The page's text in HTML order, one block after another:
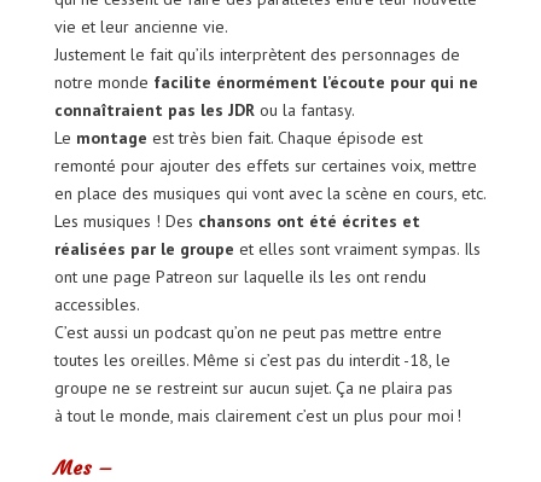
vie et leur ancienne vie.
Justement le fait qu’ils interprètent des personnages de
notre monde facilite énormément l’écoute pour qui ne
connaîtraient pas les JDRou la fantasy.
Le montage est très bien fait. Chaque épisode est
remonté pour ajouter des effets sur certaines voix, mettre
en place des musiques qui vont avec la scène en cours, etc.
Les musiques ! Des chansons ont été écrites et
réalisées par le groupe et elles sont vraiment sympas. Ils
ont une page Patreon sur laquelle ils les ont rendu
accessibles.
C’est aussi un podcast qu’on ne peut pas mettre entre
toutes les oreilles. Même si c’est pas du interdit -18, le
groupe ne se restreint sur aucun sujet. Ça ne plaira pas
à tout le monde, mais clairement c’est un plus pour moi !
Mes –